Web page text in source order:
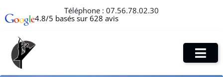
Téléphone : 07.56.78.02.30
4.8/5 basés sur 628 avis